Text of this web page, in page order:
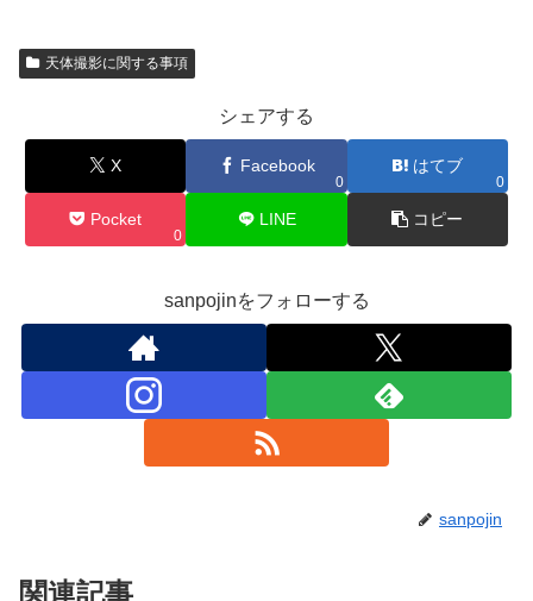
天体撮影に関する事項
シェアする
X Facebook
0
はてブ
0
Pocket
0
LINE コピー
sanpojinをフォローする
sanpojin
関連記事